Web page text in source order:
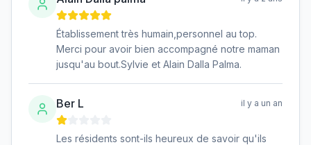
Établissement très humain,personnel au top.
Merci pour avoir bien accompagné notre maman
jusqu'au bout.Sylvie et Alain Dalla Palma.
Ber L il y a un an
Les résidents sont-ils heureux de savoir qu'ils